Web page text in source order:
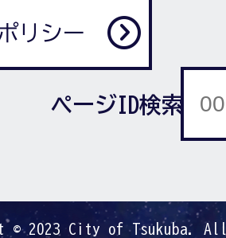
リシー
ページID検索
© 2023 City of Tsukuba.